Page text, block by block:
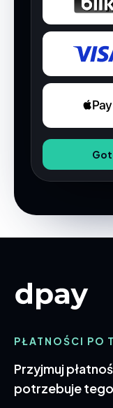
PŁATNOŚCI PO
Przyjmuj
potrzebuje